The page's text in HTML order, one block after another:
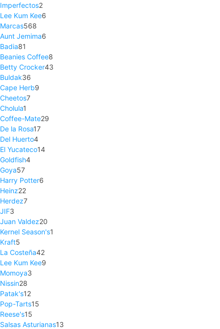
Imperfectos2
Lee Kum Kee6
Marcas568
Aunt Jemima6
Badia81
Beanies Coffee8
Betty Crocker43
Buldak36
Cape Herb9
Cheetos7
Cholula1
Coffee-Mate29
De la Rosa17
Del Huerto4
El Yucateco14
Goldfish4
Goya57
Harry Potter6
Heinz22
Herdez7
JIF3
Juan Valdez20
Kernel Season's1
Kraft5
La Costeña42
Lee Kum Kee9
Momoya3
Nissin28
Patak's12
Pop-Tarts15
Reese's15
Salsas Asturianas13